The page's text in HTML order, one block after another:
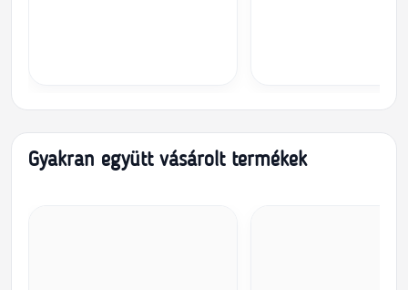
Gyakran együtt vásárolt termékek